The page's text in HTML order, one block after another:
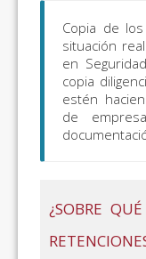
Copia de
situación
en
copia
estén
de
¿SOBRE